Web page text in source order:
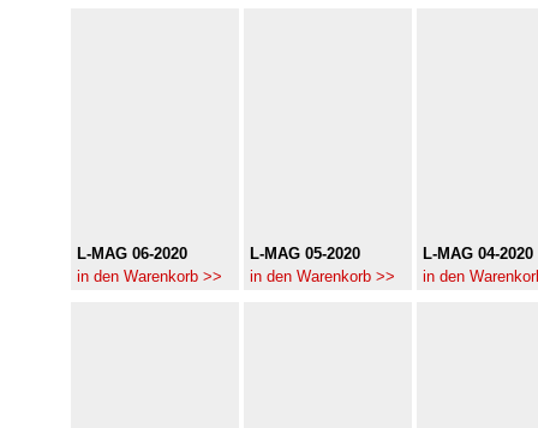
L-MAG 06-2020
in den Warenkorb >>
L-MAG 05-2020
in den Warenkorb >>
L-MAG 04-2020
in den